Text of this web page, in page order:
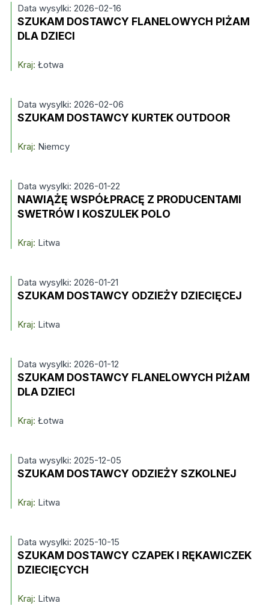
Data wysylki: 2026-02-16
SZUKAM DOSTAWCY FLANELOWYCH PIŻAM
DLA DZIECI
Kraj: Łotwa
Data wysylki: 2026-02-06
SZUKAM DOSTAWCY KURTEK OUTDOOR
Kraj: Niemcy
Data wysylki: 2026-01-22
NAWIĄŻĘ WSPÓŁPRACĘ Z PRODUCENTAMI
SWETRÓW I KOSZULEK POLO
Kraj: Litwa
Data wysylki: 2026-01-21
SZUKAM DOSTAWCY ODZIEŻY DZIECIĘCEJ
Kraj: Litwa
Data wysylki: 2026-01-12
SZUKAM DOSTAWCY FLANELOWYCH PIŻAM
DLA DZIECI
Kraj: Łotwa
Data wysylki: 2025-12-05
SZUKAM DOSTAWCY ODZIEŻY SZKOLNEJ
Kraj: Litwa
Data wysylki: 2025-10-15
SZUKAM DOSTAWCY CZAPEK I RĘKAWICZEK
DZIECIĘCYCH
Kraj: Litwa